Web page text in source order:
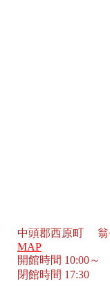
中頭郡西原町 翁
MAP
開館時間 10:00～
閉館時間 17:30